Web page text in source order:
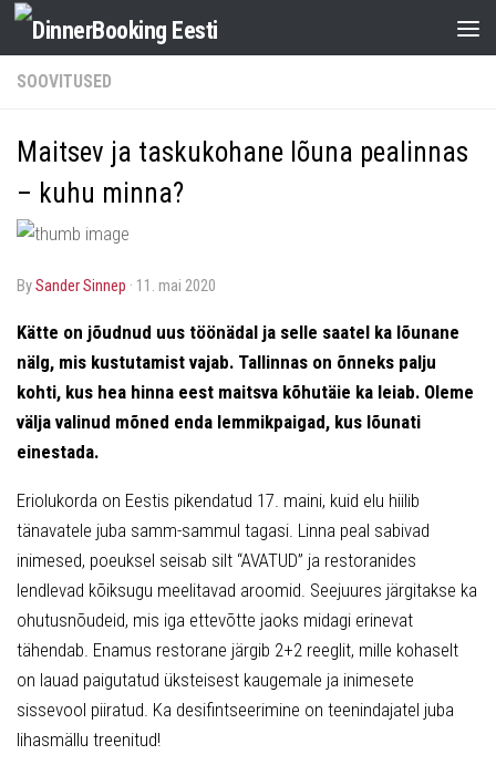
SOOVITUSED
Maitsev ja taskukohane lõuna pealinnas
– kuhu minna?
bySander Sinnep · 11. mai 2020
Kätte on jõudnud uus töönädal ja selle saatel ka lõunane
nälg, mis kustutamist vajab. Tallinnas on õnneks palju
kohti, kus hea hinna eest maitsva kõhutäie ka leiab. Oleme
välja valinud mõned enda lemmikpaigad, kus lõunati
einestada.
Eriolukorda on Eestis pikendatud 17. maini, kuid elu hiilib
tänavatele juba samm-sammul tagasi. Linna peal sabivad
inimesed, poeuksel seisab silt “AVATUD” ja restoranides
lendlevad kõiksugu meelitavad aroomid. Seejuures järgitakse ka
ohutusnõudeid, mis iga ettevõtte jaoks midagi erinevat
tähendab. Enamus restorane järgib 2+2 reeglit, mille kohaselt
on lauad paigutatud üksteisest kaugemale ja inimesete
sissevool piiratud. Ka desifintseerimine on teenindajatel juba
lihasmällu treenitud!